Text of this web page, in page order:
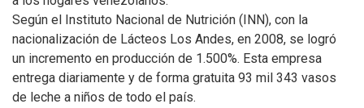
Según el Instituto Nacional de Nutrición (INN), con la
nacionalización de Lácteos Los Andes, en 2008, se logró
un incremento en producción de 1.500%. Esta empresa
entrega diariamente y de forma gratuita 93 mil 343 vasos
de leche a niños de todo el país.